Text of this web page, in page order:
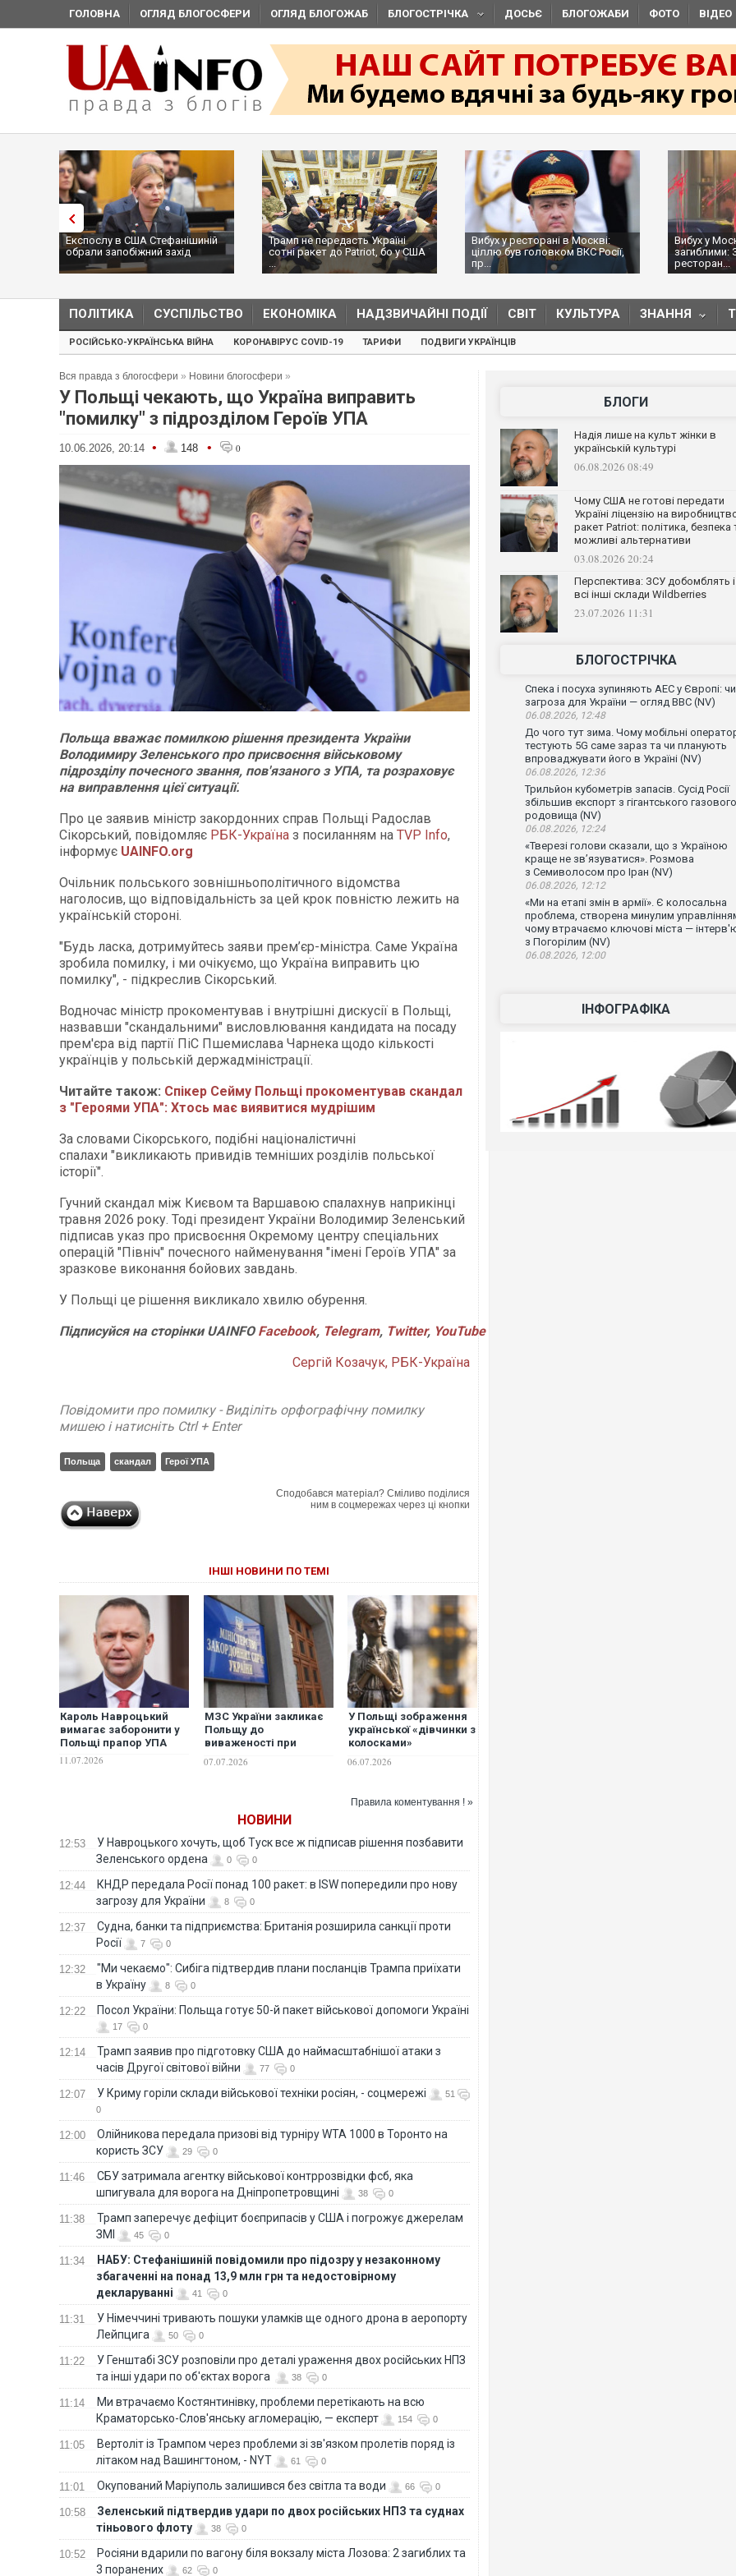
ГОЛОВНА ОГЛЯД БЛОГОСФЕРИ ОГЛЯД БЛОГОЖАБ БЛОГОСТРІЧКА ДОСЬЄ БЛОГОЖАБИ ФОТО ВІДЕО
Експослу в США Стефанішиній
обрали запобіжний захід
Трамп не передасть Україні
сотні ракет до Patriot, бо у США
...
Вибух у ресторані в Москві:
ціллю був головком ВКС Росії,
пр...
Вибух у
загиблими:
ресторан...
ПОЛІТИКА СУСПІЛЬСТВО ЕКОНОМІКА НАДЗВИЧАЙНІ ПОДІЇ СВІТ КУЛЬТУРА ЗНАННЯ
РОСІЙСЬКО-УКРАЇНСЬКА ВІЙНА КОРОНАВІРУС COVID-19 ТАРИФИ ПОДВИГИ УКРАЇНЦІВ
Вся правда з блогосфери » Новини блогосфери »
У Польщі чекають, що Україна виправить
"помилку" з підрозділом Героїв УПА
10.06.2026, 20:14 • 148 • 0
Польща вважає помилкою рішення президента України
Володимиру Зеленського про присвоєння військовому
підрозділу почесного звання, пов'язаного з УПА, та розраховує
на виправлення цієї ситуації.
Про це заявив міністр закордонних справ Польщі Радослав
Сікорський, повідомляє РБК-Україна з посиланням на TVP Info,
інформує UAINFO.org
Очільник польського зовнішньополітичного відомства
наголосив, що відповідальність за цей крок повністю лежить на
українській стороні.
"Будь ласка, дотримуйтесь заяви прем’єр-міністра. Саме Україна
зробила помилку, і ми очікуємо, що Україна виправить цю
помилку", - підкреслив Сікорський.
Водночас міністр прокоментував і внутрішні дискусії в Польщі,
назвавши "скандальними" висловлювання кандидата на посаду
прем'єра від партії ПіС Пшемислава Чарнека щодо кількості
українців у польській держадміністрації.
Читайте також: Спікер Сейму Польщі прокоментував скандал
з "Героями УПА": Хтось має виявитися мудрішим
За словами Сікорського, подібні націоналістичні
спалахи "викликають привидів темніших розділів польської
історії".
Гучний скандал між Києвом та Варшавою спалахнув наприкінці
травня 2026 року. Тоді президент України Володимир Зеленський
підписав указ про присвоєння Окремому центру спеціальних
операцій "Північ" почесного найменування "імені Героїв УПА" за
зразкове виконання бойових завдань.
У Польщі це рішення викликало хвилю обурення.
ПідписуйсянасторінкиUAINFO Facebook, Telegram, Twitter, YouTube
Сергій Козачук, РБК-Україна
Повідомити про помилку - Виділіть орфографічну помилку
мишею і натисніть Ctrl + Enter
Польща скандал Герої УПА
Сподобався матеріал? Сміливо поділися
ним в соцмережах через ці кнопки
ІНШІ НОВИНИ ПО ТЕМІ
Кароль Навроцький
вимагає заборонити у
Польщі прапор УПА
11.07.2026
МЗС України закликає
Польщу до
виваженості при
законопроєкту про
07.07.2026
У Польщі зображення
української «дівчинки з
колосками»
про геноцид поляків —
06.07.2026
Правила коментування ! »
НОВИНИ
12:53
У Навроцького хочуть, щоб Туск все ж підписав рішення позбавити
Зеленського ордена
0 0
12:44
КНДР передала Росії понад 100 ракет: в ISW попередили про нову
загрозу для України
8 0
12:37
Судна, банки та підприємства: Британія розширила санкції проти
Росії
7 0
12:32
"Ми чекаємо": Сибіга підтвердив плани посланців Трампа приїхати
в Україну
8 0
12:22 Посол України: Польща готує 50-й пакет військової допомоги Україні
17 0
12:14
Трамп заявив про підготовку США до наймасштабнішої атаки з
часів Другої світової війни
77 0
12:07 У Криму горіли склади військової техніки росіян, - соцмережі
51
0
12:00
Олійникова передала призові від турніру WTA 1000 в Торонто на
користь ЗСУ
29 0
11:46
СБУ затримала агентку військової контррозвідки фсб, яка
шпигувала для ворога на Дніпропетровщині
38 0
11:38
Трамп заперечує дефіцит боєприпасів у США і погрожує джерелам
ЗМІ
45 0
11:34
НАБУ: Стефанішиній повідомили про підозру у незаконному
збагаченні на понад 13,9 млн грн та недостовірному
декларуванні
41 0
11:31
У Німеччині тривають пошуки уламків ще одного дрона в аеропорту
Лейпцига
50 0
11:22
У Генштабі ЗСУ розповіли про деталі ураження двох російських НПЗ
та інші удари по об'єктах ворога
38 0
11:14
Ми втрачаємо Костянтинівку, проблеми перетікають на всю
Краматорсько-Слов'янську агломерацію, — експерт
154 0
11:05
Вертоліт із Трампом через проблеми зі зв'язком пролетів поряд із
літаком над Вашингтоном, - NYT
61 0
11:01 Окупований Маріуполь залишився без світла та води 66 0
10:58
Зеленський підтвердив удари по двох російських НПЗ та суднах
тіньового флоту
38 0
10:52
Росіяни вдарили по вагону біля вокзалу міста Лозова: 2 загиблих та
3 поранених
62 0
БЛОГИ
Надія лише на культ жінки в
українській культурі
06.08.2026 08:49
Чому США не готові передати
Україні ліцензію на
ракет Patriot: політика, безпека
можливі альтернативи
03.08.2026 20:24
Перспектива: ЗСУ добомблять і
всі інші склади Wildberries
23.07.2026 11:31
БЛОГОСТРІЧКА
Спека і посуха зупиняють АЕС у Європі:
загроза для України — огляд ВВС (NV)
06.08.2026, 12:48
До чого тут зима. Чому мобільні
тестують 5G саме зараз та чи планують
впроваджувати його в Україні (NV)
06.08.2026, 12:36
Трильйон кубометрів запасів. Сусід Росії
збільшив експорт з гігантського газового
родовища (NV)
06.08.2026, 12:24
«Тверезі голови сказали, що з Україною
краще не зв’язуватися». Розмова
з Семиволосом про Іран (NV)
06.08.2026, 12:12
«Ми на етапі змін в армії». Є колосальна
проблема, створена минулим
чому втрачаємо ключові міста —
з Погорілим (NV)
06.08.2026, 12:00
ІНФОГРАФІКА
Росія атакувала Суми
торговельний центр,
Топпосадовцю Повітряних